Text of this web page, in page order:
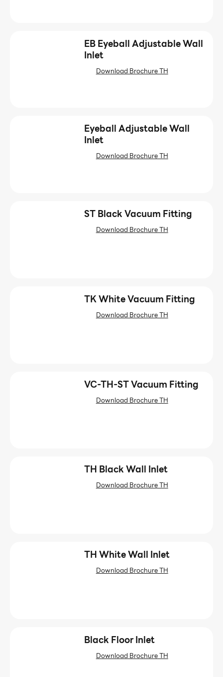
EB Eyeball Adjustable Wall
Inlet
Download Brochure TH
Eyeball Adjustable Wall
Inlet
Download Brochure TH
ST Black Vacuum Fitting
Download Brochure TH
TK White Vacuum Fitting
Download Brochure TH
VC-TH-ST Vacuum Fitting
Download Brochure TH
TH Black Wall Inlet
Download Brochure TH
TH White Wall Inlet
Download Brochure TH
Black Floor Inlet
Download Brochure TH